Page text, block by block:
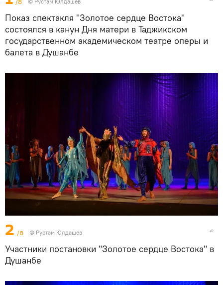
Показ спектакля "Золотое сердце Востока"
состоялся в канун Дня матери в Таджикском
государственном академическом театре оперы и
балета в Душанбе
2 /8 © Рустам Юлдашев
Участники постановки "Золотое сердце Востока" в
Душанбе